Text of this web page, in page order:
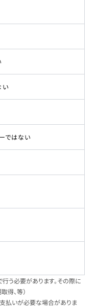
い
ではない
う必要があります。その際に
得、等）
払いが必要な場合がありま